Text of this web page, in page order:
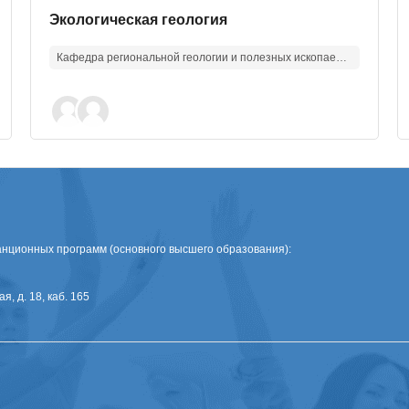
Изображение курса
Название курса
Экологическая геология
Кафедра региональной геологии и полезных ископаемых
программ (основного высшего образования):
д. 18, каб. 165